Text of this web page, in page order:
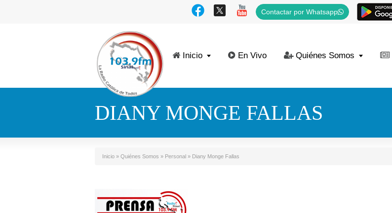
Contactar por Whatsapp
Inicio En Vivo Quiénes Somos
DIANY MONGE FALLAS
Inicio » Quiénes Somos » Personal » Diany Monge Fallas